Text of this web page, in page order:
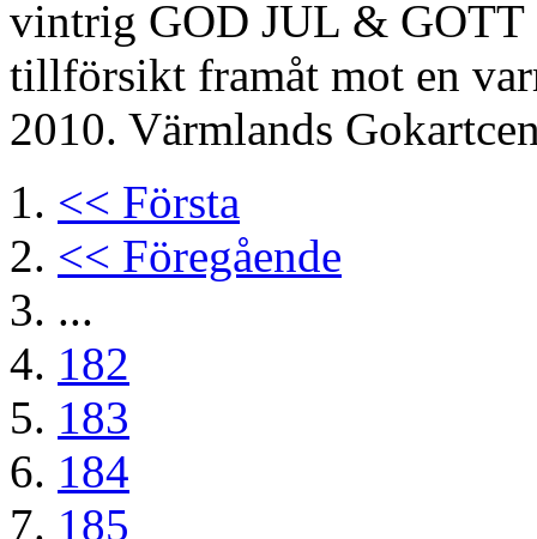
vintrig GOD JUL & GOTT
tillförsikt framåt mot en
2010. Värmlands
<< Första
<< Föregående
...
182
183
184
185